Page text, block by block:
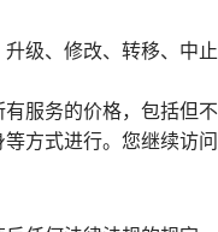
级、修改、转移、中
服务的价格，包括但
方式进行。您继续访